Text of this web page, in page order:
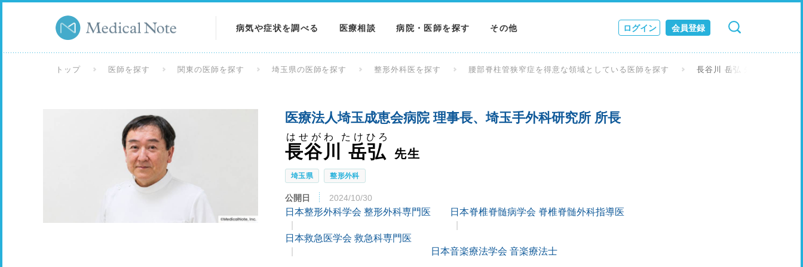
病気や症状を調べる
検査を調べる
医療相談 病院・医師を探す その他 ログイン 会員登録
検索 キャンセル
トップ 医師を探す 関東の医師を探す 埼玉県の医師を探す 整形外科医を探す 腰部脊柱管狭窄症を得意な領域としている医師を探す 長谷川 岳弘 先生
医療法人埼玉成恵会病院 理事長、埼玉手外科研究所 所長
長谷川 岳弘
はせがわ たけひろ
先生
埼玉県 整形外科
公開日 2024/10/30
日本整形外科学会 整形外科専門医 日本脊椎脊髄病学会 脊椎脊髄外科指導医
日本救急医学会 救急科専門医
日本音楽療法学会 音楽療法士